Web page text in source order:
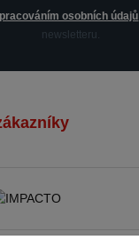
osobních údajů
newsletteru.